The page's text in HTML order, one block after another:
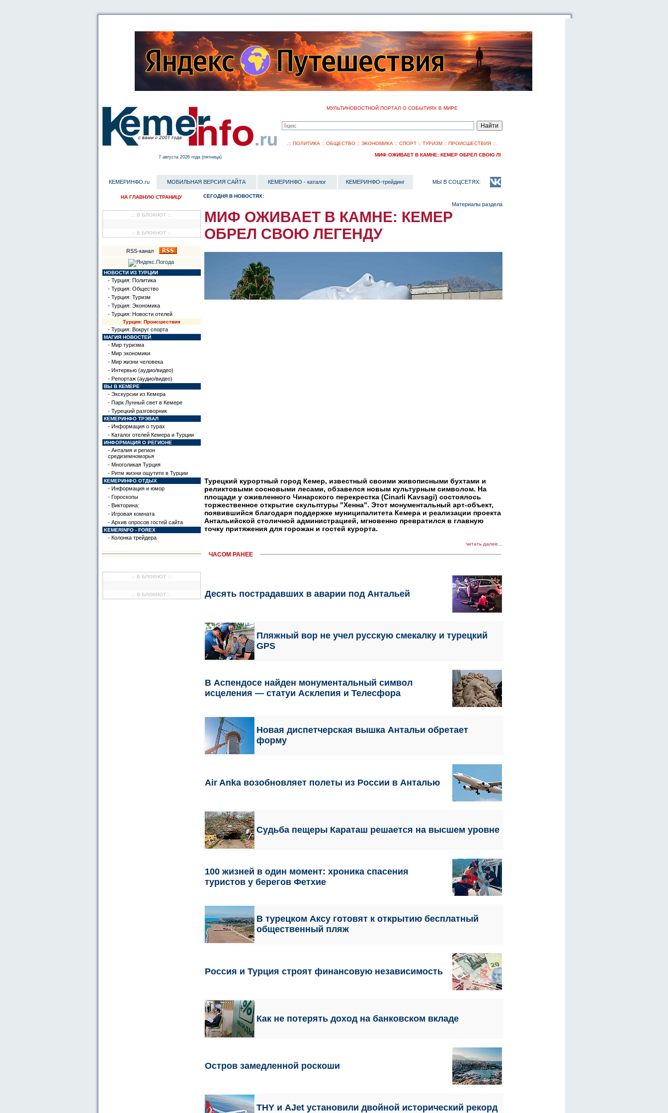
МУЛЬТИНОВОСТНОЙ ПОРТАЛ О СОБЫТИЯХ В МИРЕ
.:: ПОЛИТИКА :: ОБЩЕСТВО :: ЭКОНОМИКА :: СПОРТ :: ТУРИЗМ :: ПРОИСШЕСТВИЯ ::.
7 августа 2026 года (пятница) МИФ ОЖИВАЕТ В КАМНЕ: КЕМЕР ОБРЕЛ СВОЮ ЛЕГЕНДУ
КЕМЕРИНФО.ru МОБИЛЬНАЯ ВЕРСИЯ САЙТА КЕМЕРИНФО - каталог КЕМЕРИНФО-трейдинг МЫ В СОЦСЕТЯХ:
НА ГЛАВНУЮ СТРАНИЦУ
.:: В БЛОКНОТ ::.
.:: В БЛОКНОТ ::.
RSS-канал
НОВОСТИ ИЗ ТУРЦИИ
- Турция: Политика
- Турция: Общество
- Турция: Туризм
- Турция: Экономика
- Турция: Новости отелей
Турция: Происшествия
- Турция: Вокруг спорта
МАГИЯ НОВОСТЕЙ
- Мир туризма
- Мир экономики
- Мир жизни человека
- Интервью (аудио/видео)
- Репортаж (аудио/видео)
ВЫ В КЕМЕРЕ
- Экскурсии из Кемера
- Парк Лунный свет в Кемере
- Турецкий разговорник
КЕМЕРИНФО ТРЭВАЛ
- Информация о турах
- Каталог отелей Кемера и Турции
ИНФОРМАЦИЯ О РЕГИОНЕ
- Анталия и регион
средиземноморья
- Многоликая Турция
- Ритм жиэни ощутите в Турции
КЕМЕРИНФО ОТДЫХ
- Информация и юмор
- Гороскопы
- Викторина:
- Игровая комната
- Архив опросов гостей сайта
KEMERINFO - FOREX
- Колонка трейдера
.:: В БЛОКНОТ ::.
.:: В БЛОКНОТ ::.
СЕГОДНЯ В НОВОСТЯХ:
Материалы раздела
МИФ ОЖИВАЕТ В КАМНЕ: КЕМЕР
ОБРЕЛ СВОЮ ЛЕГЕНДУ
Турецкий курортный город Кемер, известный своими живописными бухтами и
реликтовыми сосновыми лесами, обзавелся новым культурным символом. На
площади у оживленного Чинарского перекрестка (Cinarli Kavsagi) состоялось
торжественное открытие скульптуры "Хенна". Этот монументальный арт-объект,
появившийся благодаря поддержке муниципалитета Кемера и реализации проекта
Антальийской столичной администрацией, мгновенно превратился в главную
точку притяжения для горожан и гостей курорта.
читать далее...
ЧАСОМ РАНЕЕ
Десять пострадавших в аварии под Антальей
Пляжный вор не учел русскую смекалку и турецкий
GPS
В Аспендосе найден монументальный символ
исцеления — статуи Асклепия и Телесфора
Новая диспетчерская вышка Антальи обретает
форму
Air Anka возобновляет полеты из России в Анталью
Cудьба пещеры Караташ решается на высшем уровне
100 жизней в один момент: хроника спасения
туристов у берегов Фетхие
В турецком Аксу готовят к открытию бесплатный
общественный пляж
Россия и Турция строят финансовую независимость
Как не потерять доход на банковском вкладе
Остров замедленной роскоши
THY и AJet установили двойной исторический рекорд